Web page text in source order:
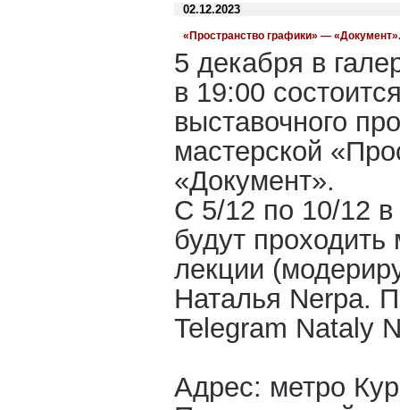
02.12.2023
«Пространство графики» — «Документ».
5 декабря в
в 19:00
выставочного
мастерской
«Документ».
С 5/12 по 10/12
будут
лекции
Наталья Nerpa.
Telegram Nataly
Адрес: метро